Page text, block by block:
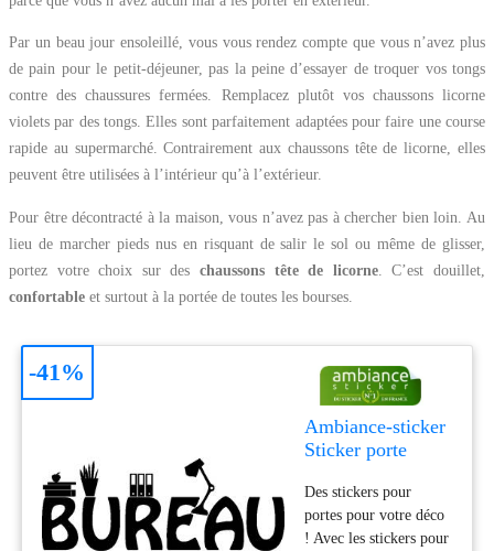
Par un beau jour ensoleillé, vous vous rendez compte que vous n’avez plus
de pain pour le petit-déjeuner, pas la peine d’essayer de troquer vos tongs
contre des chaussures fermées. Remplacez plutôt vos chaussons licorne
violets par des tongs. Elles sont parfaitement adaptées pour faire une course
rapide au supermarché. Contrairement aux chaussons tête de licorne, elles
peuvent être utilisées à l’intérieur qu’à l’extérieur.
Pour être décontracté à la maison, vous n’avez pas à chercher bien loin. Au
lieu de marcher pieds nus en risquant de salir le sol ou même de glisser,
portez votre choix sur des chaussons tête de licorne. C’est douillet,
confortable et surtout à la portée de toutes les bourses.
Ambiance-sticker
Sticker porte
faut bien...
Des stickers pour
portes pour votre déco
! Avec les stickers pour
-41%